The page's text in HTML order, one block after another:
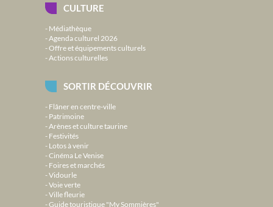
CULTURE
Médiathèque
Agenda culturel 2026
Offre et équipements culturels
Actions culturelles
SORTIR DÉCOUVRIR
Flâner en centre-ville
Patrimoine
Arènes et culture taurine
Festivités
Lotos à venir
Cinéma Le Venise
Foires et marchés
Vidourle
Voie verte
Ville fleurie
Guide touristique "My Sommières"